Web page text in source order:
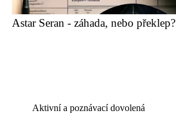
Astar Seran - záhada, nebo překlep?
Aktivní a poznávací dovolená